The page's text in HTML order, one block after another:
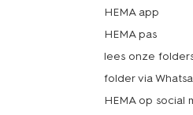
HEMA app
HEMA pas
lees onze
folder via
HEMA op social